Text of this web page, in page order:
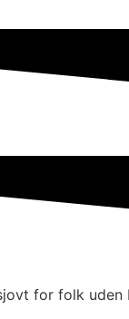
for folk